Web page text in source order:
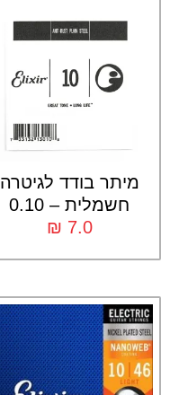
מיתר בודד לגיטרה
חשמלית – 0.10
₪ 7.0